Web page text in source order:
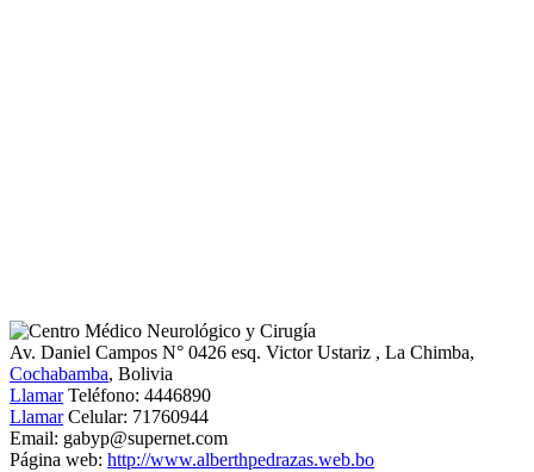
Av. Daniel Campos N° 0426 esq. Victor Ustariz , La Chimba,
Cochabamba, Bolivia
Llamar Teléfono: 4446890
Llamar Celular: 71760944
Email: gabyp@supernet.com
Página web: http://www.alberthpedrazas.web.bo